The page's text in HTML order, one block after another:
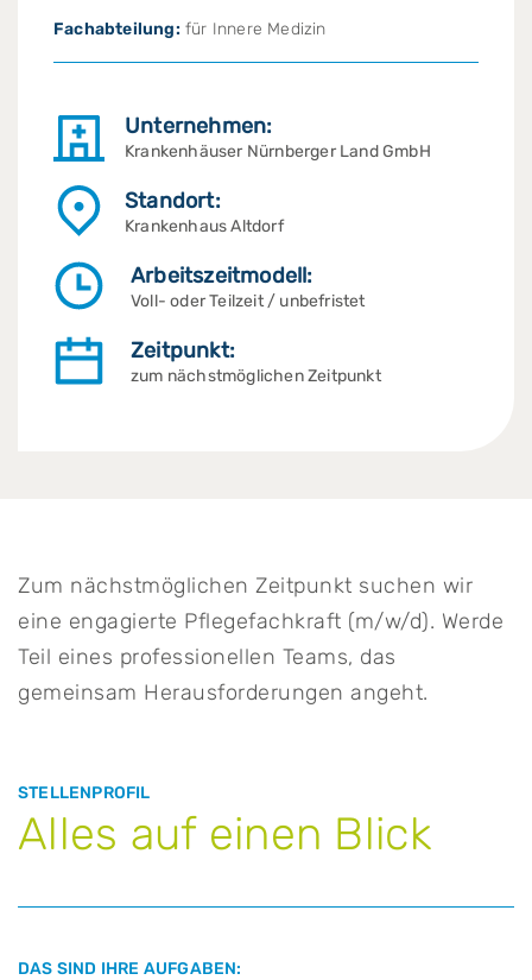
Fachabteilung:für Innere Medizin
Unternehmen:
Krankenhäuser Nürnberger Land GmbH
Standort:
Krankenhaus Altdorf
Arbeitszeitmodell:
Voll- oder Teilzeit / unbefristet
Zeitpunkt:
zum nächstmöglichen Zeitpunkt
Zum nächstmöglichen Zeitpunkt suchen wir
eine engagierte Pflegefachkraft (m/w/d). Werde
Teil eines professionellen Teams, das
gemeinsam Herausforderungen angeht.
STELLENPROFIL
Alles auf einen Blick
DAS SIND IHRE AUFGABEN: